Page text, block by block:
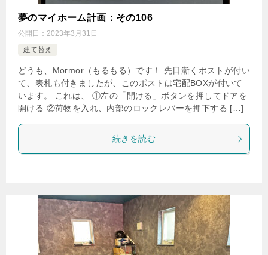
夢のマイホーム計画：その106
公開日： 2023年3月31日
建て替え
どうも、Mormor（もるもる）です！ 先日漸くポストが付い
て、表札も付きましたが、このポストは宅配BOXが付いて
います。 これは、 ①左の「開ける」ボタンを押してドアを
開ける ②荷物を入れ、内部のロックレバーを押下する […]
続きを読む